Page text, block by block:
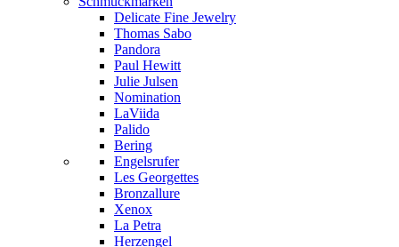
Delicate Fine Jewelry
Thomas Sabo
Pandora
Paul Hewitt
Julie Julsen
Nomination
LaViida
Palido
Bering
Engelsrufer
Les Georgettes
Bronzallure
Xenox
La Petra
Herzengel